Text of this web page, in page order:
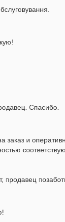
Спасибо.
заказ и
продавец